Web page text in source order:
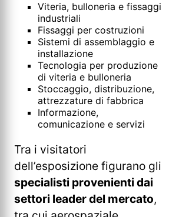
Viteria, bulloneria e fissaggi
industriali
Fissaggi per costruzioni
Sistemi di assemblaggio e
installazione
Tecnologia per produzione
di viteria e bulloneria
Stoccaggio, distribuzione,
attrezzature di fabbrica
Informazione,
comunicazione e servizi
Tra i visitatori
dell’esposizione figurano gli
specialisti provenienti dai
settori leader del mercato,